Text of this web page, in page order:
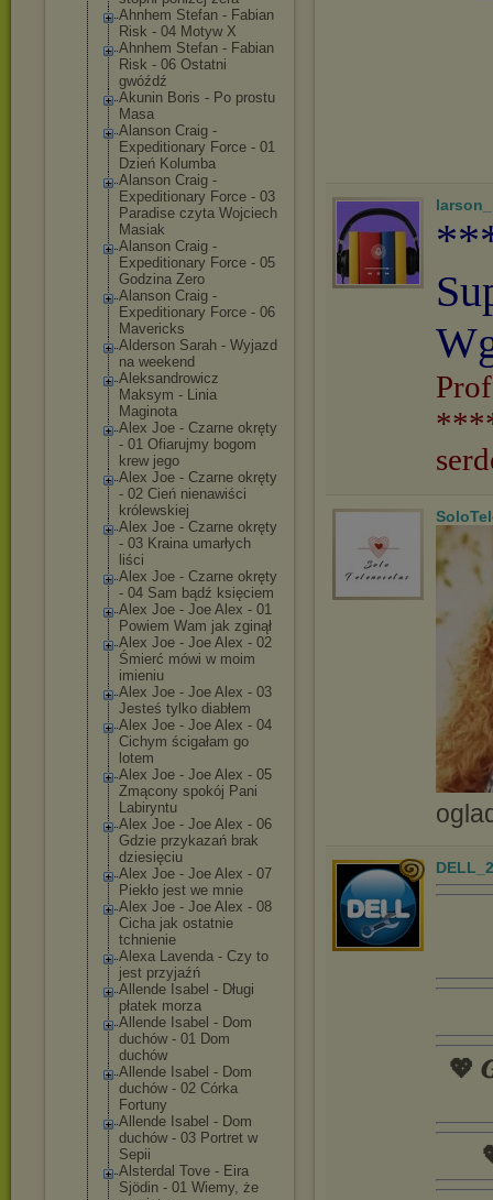
Ahnhem Stefan - Fabian
Risk - 04 Motyw X
Ahnhem Stefan - Fabian
Risk - 06 Ostatni
gwóźdź
Akunin Boris - Po prostu
Masa
Alanson Craig -
Expeditionary Force - 01
Dzień Kolumba
Alanson Craig -
Expeditionary Force - 03
Paradise czyta Wojciech
Masiak
Alanson Craig -
Expeditionary Force - 05
Godzina Zero
Alanson Craig -
Expeditionary Force - 06
Mavericks
Alderson Sarah - Wyjazd
na weekend
Aleksandrowicz
Maksym - Linia
Maginota
Alex Joe - Czarne okręty
- 01 Ofiarujmy bogom
krew jego
Alex Joe - Czarne okręty
- 02 Cień nienawiści
królewskiej
Alex Joe - Czarne okręty
- 03 Kraina umarłych
liści
Alex Joe - Czarne okręty
- 04 Sam bądź księciem
Alex Joe - Joe Alex - 01
Powiem Wam jak zginął
Alex Joe - Joe Alex - 02
Śmierć mówi w moim
imieniu
Alex Joe - Joe Alex - 03
Jesteś tylko diabłem
Alex Joe - Joe Alex - 04
Cichym ścigałam go
lotem
Alex Joe - Joe Alex - 05
Zmącony spokój Pani
Labiryntu
Alex Joe - Joe Alex - 06
Gdzie przykazań brak
dziesięciu
Alex Joe - Joe Alex - 07
Piekło jest we mnie
Alex Joe - Joe Alex - 08
Cicha jak ostatnie
tchnienie
Alexa Lavenda - Czy to
jest przyjaźń
Allende Isabel - Długi
płatek morza
Allende Isabel - Dom
duchów - 01 Dom
duchów
Allende Isabel - Dom
duchów - 02 Córka
Fortuny
Allende Isabel - Dom
duchów - 03 Portret w
Sepii
Alsterdal Tove - Eira
Sjödin - 01 Wiemy, że
💖